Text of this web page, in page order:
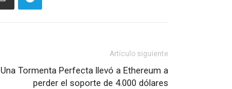
Artículo siguiente
Una Tormenta Perfecta llevó a Ethereum a
perder el soporte de 4.000 dólares